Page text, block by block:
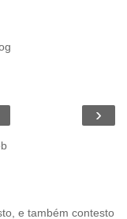
›
e também contesto